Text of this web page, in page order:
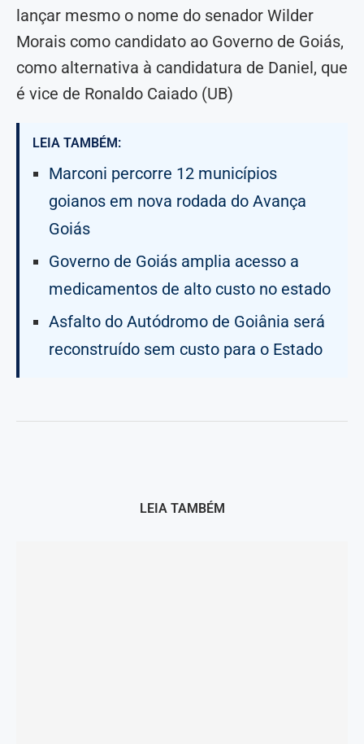
lançar mesmo o nome do senador Wilder
Morais como candidato ao Governo de Goiás,
como alternativa à candidatura de Daniel, que
é vice de Ronaldo Caiado (UB)
LEIA TAMBÉM:
Marconi percorre 12 municípios
goianos em nova rodada do Avança
Goiás
Governo de Goiás amplia acesso a
medicamentos de alto custo no estado
Asfalto do Autódromo de Goiânia será
reconstruído sem custo para o Estado
LEIA TAMBÉM